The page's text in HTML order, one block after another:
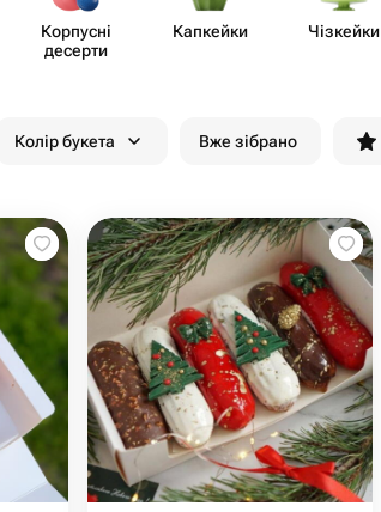
Корпусні
десерти
Капкейки Чізкейки
Колір букета Вже зібрано